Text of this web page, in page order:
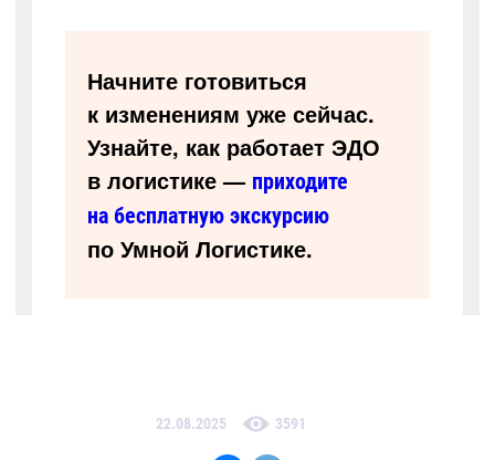
Начните готовиться
к изменениям уже сейчас.
Узнайте, как работает ЭДО
в логистике — приходите
на бесплатную экскурсию
по Умной Логистике.
22.08.2025 3591